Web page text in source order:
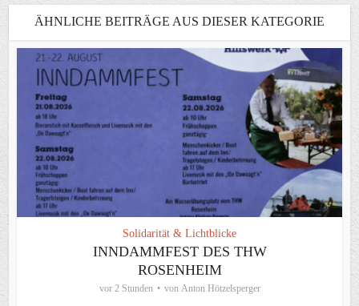
ÄHNLICHE BEITRÄGE AUS DIESER KATEGORIE
Solidarität & Lichtblicke
INNDAMMFEST DES THW
ROSENHEIM
vor 2 Stunden von Anton Hötzelsperger